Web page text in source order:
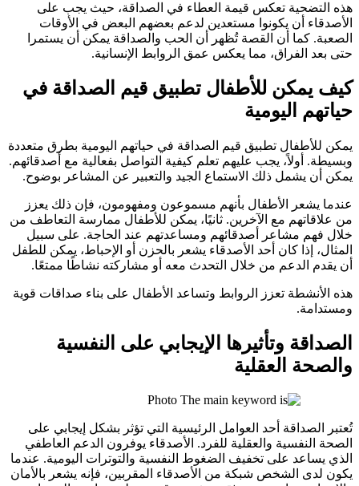
هذه التضحية تعكس قيمة العطاء في الصداقة، حيث يجب على
الأصدقاء أن يكونوا مستعدين لدعم بعضهم البعض في الأوقات
الصعبة. كما أن القصة تُظهر أن الحب والصداقة يمكن أن يستمرا
حتى بعد الفراق، مما يعكس عمق الروابط الإنسانية.
كيف يمكن للأطفال تطبيق قيم الصداقة في
حياتهم اليومية
يمكن للأطفال تطبيق قيم الصداقة في حياتهم اليومية بطرق متعددة
وبسيطة. أولاً، يجب عليهم تعلم كيفية التواصل بفعالية مع أصدقائهم.
يمكن أن يشمل ذلك الاستماع الجيد والتعبير عن المشاعر بوضوح.
عندما يشعر الأطفال بأنهم مسموعون ومفهومون، فإن ذلك يعزز
من علاقاتهم مع الآخرين. ثانيًا، يمكن للأطفال ممارسة التعاطف من
خلال فهم مشاعر أصدقائهم ومساعدتهم عند الحاجة. على سبيل
المثال، إذا كان أحد الأصدقاء يشعر بالحزن أو الإحباط، يمكن للطفل
أن يقدم الدعم من خلال التحدث معه أو مشاركته نشاطًا ممتعًا.
هذه الأنشطة تعزز الروابط وتساعد الأطفال على بناء صداقات قوية
ومستدامة.
الصداقة وتأثيرها الإيجابي على النفسية
والصحة العقلية
تُعتبر الصداقة أحد العوامل الرئيسية التي تؤثر بشكل إيجابي على
الصحة النفسية والعقلية للفرد. الأصدقاء يوفرون الدعم العاطفي
الذي يساعد على تخفيف الضغوط النفسية والتوترات اليومية. عندما
يكون لدى الشخص شبكة من الأصدقاء المقربين، فإنه يشعر بالأمان